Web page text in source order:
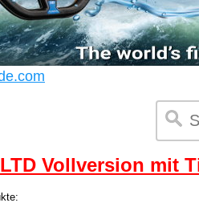
Vollversion mit